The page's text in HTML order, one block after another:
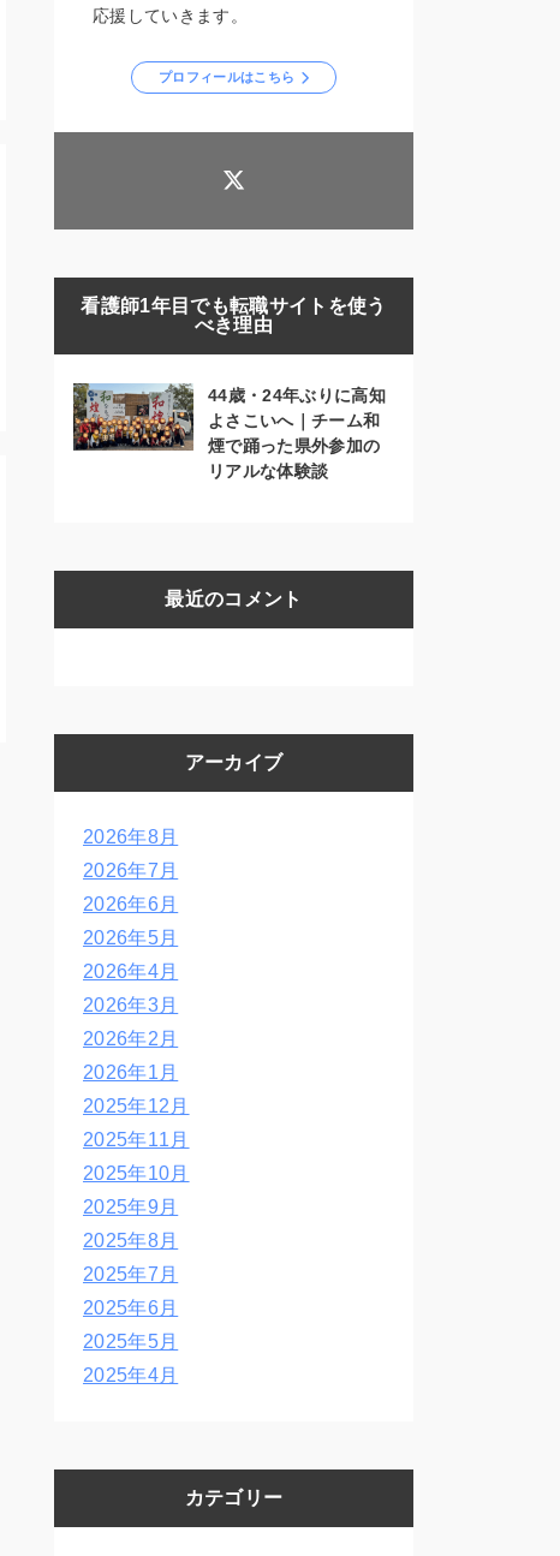
応援していきます。
プロフィールはこちら
看護師1年目でも転職サイトを使う
べき理由
44歳・24年ぶりに高知
よさこいへ｜チーム和
煙で踊った県外参加の
リアルな体験談
最近のコメント
アーカイブ
2026年8月
2026年7月
2026年6月
2026年5月
2026年4月
2026年3月
2026年2月
2026年1月
2025年12月
2025年11月
2025年10月
2025年9月
2025年8月
2025年7月
2025年6月
2025年5月
2025年4月
カテゴリー